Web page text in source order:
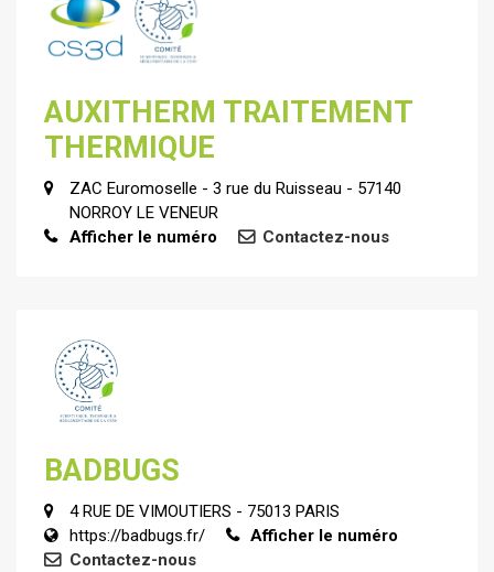
AUXITHERM TRAITEMENT
THERMIQUE
ZAC Euromoselle - 3 rue du Ruisseau - 57140
NORROY LE VENEUR
Afficher le numéro
Contactez-nous
BADBUGS
4 RUE DE VIMOUTIERS - 75013 PARIS
https://badbugs.fr/
Afficher le numéro
Contactez-nous